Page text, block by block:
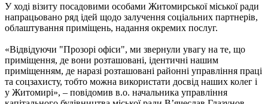
У ході візиту посадовими особами Житомирської міської ради
напрацьовано ряд ідей щодо залучення соціальних партнерів,
облаштування приміщень, надання окремих послуг.
«Відвідуючи "Прозорі офіси", ми звернули увагу на те, що
приміщення, де вони розташовані, ідентичні нашим
приміщенням, де наразі розташовані районні управління праці
та соцзахисту, тобто можна використати досвід наших колег і
у Житомирі», – повідомив в.о. начальника управління